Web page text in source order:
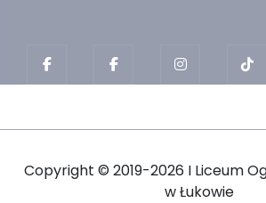
Copyright © 2019-2026 I Liceum
w Łukowie